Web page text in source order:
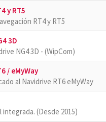
y RT5
RT4 y RT5
3D
NG4 3D - (WipCom)
/ eMyWay
al Navidrive RT6 eMyWay
(Desde 2015)